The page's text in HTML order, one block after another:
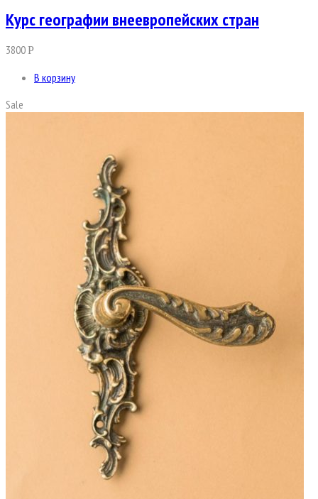
Курс географии внеевропейских стран
3800Р
В корзину
Sale